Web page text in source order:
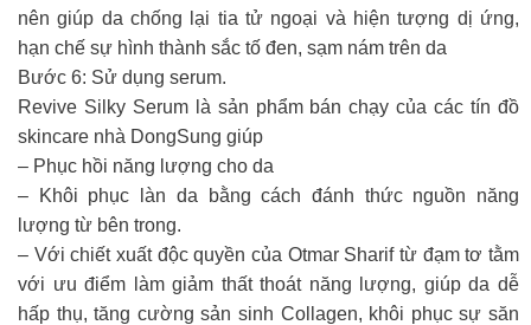
nên giúp da chống lại tia tử ngoại và hiện tượng dị ứng,
hạn chế sự hình thành sắc tố đen, sạm nám trên da
Bước 6: Sử dụng serum.
Revive Silky Serum là sản phẩm bán chạy của các tín đồ
skincare nhà DongSung giúp
– Phục hồi năng lượng cho da
– Khôi phục làn da bằng cách đánh thức nguồn năng
lượng từ bên trong.
– Với chiết xuất độc quyền của Otmar Sharif từ đạm tơ tằm
với ưu điểm làm giảm thất thoát năng lượng, giúp da dễ
hấp thụ, tăng cường sản sinh Collagen, khôi phục sự săn